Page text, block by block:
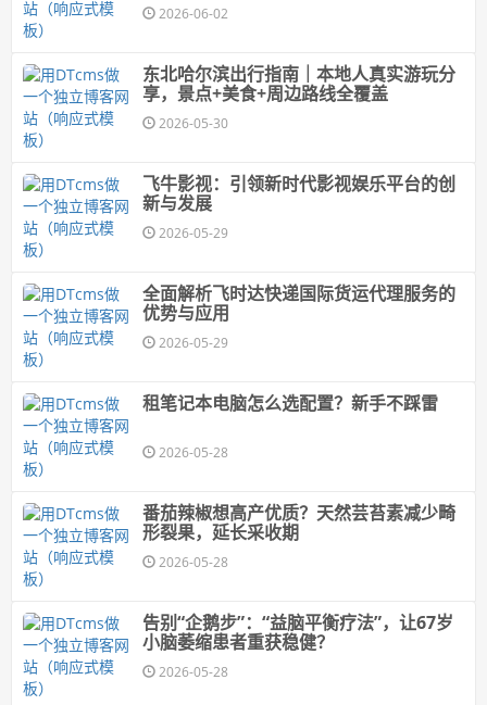
2026-06-02
东北哈尔滨出行指南｜本地人真实游玩分
享，景点+美食+周边路线全覆盖
2026-05-30
飞牛影视：引领新时代影视娱乐平台的创
新与发展
2026-05-29
全面解析飞时达快递国际货运代理服务的
优势与应用
2026-05-29
租笔记本电脑怎么选配置？新手不踩雷
2026-05-28
番茄辣椒想高产优质？天然芸苔素减少畸
形裂果，延长采收期
2026-05-28
告别“企鹅步”：“益脑平衡疗法”，让67岁
小脑萎缩患者重获稳健？
2026-05-28